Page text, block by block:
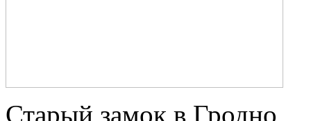
Старый замок в Гродно